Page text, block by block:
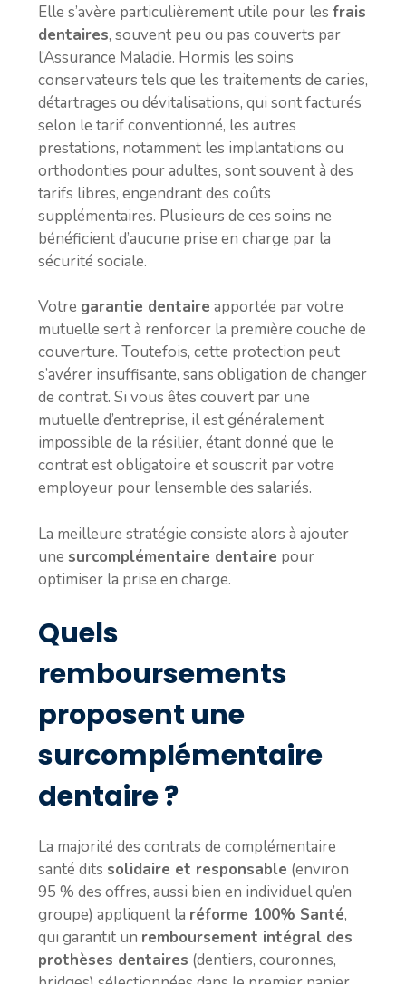
Elle s’avère particulièrement utile pour les frais
dentaires, souvent peu ou pas couverts par
l’Assurance Maladie. Hormis les soins
conservateurs tels que les traitements de caries,
détartrages ou dévitalisations, qui sont facturés
selon le tarif conventionné, les autres
prestations, notamment les implantations ou
orthodonties pour adultes, sont souvent à des
tarifs libres, engendrant des coûts
supplémentaires. Plusieurs de ces soins ne
bénéficient d’aucune prise en charge par la
sécurité sociale.
Votre garantie dentaire apportée par votre
mutuelle sert à renforcer la première couche de
couverture. Toutefois, cette protection peut
s’avérer insuffisante, sans obligation de changer
de contrat. Si vous êtes couvert par une
mutuelle d’entreprise, il est généralement
impossible de la résilier, étant donné que le
contrat est obligatoire et souscrit par votre
employeur pour l’ensemble des salariés.
La meilleure stratégie consiste alors à ajouter
une surcomplémentaire dentaire pour
optimiser la prise en charge.
Quels
remboursements
proposent une
surcomplémentaire
dentaire ?
La majorité des contrats de complémentaire
santé dits solidaire et responsable (environ
95 % des offres, aussi bien en individuel qu’en
groupe) appliquent la réforme 100% Santé,
qui garantit un remboursement intégral des
prothèses dentaires (dentiers, couronnes,